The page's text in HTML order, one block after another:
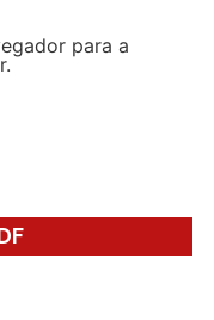
para a